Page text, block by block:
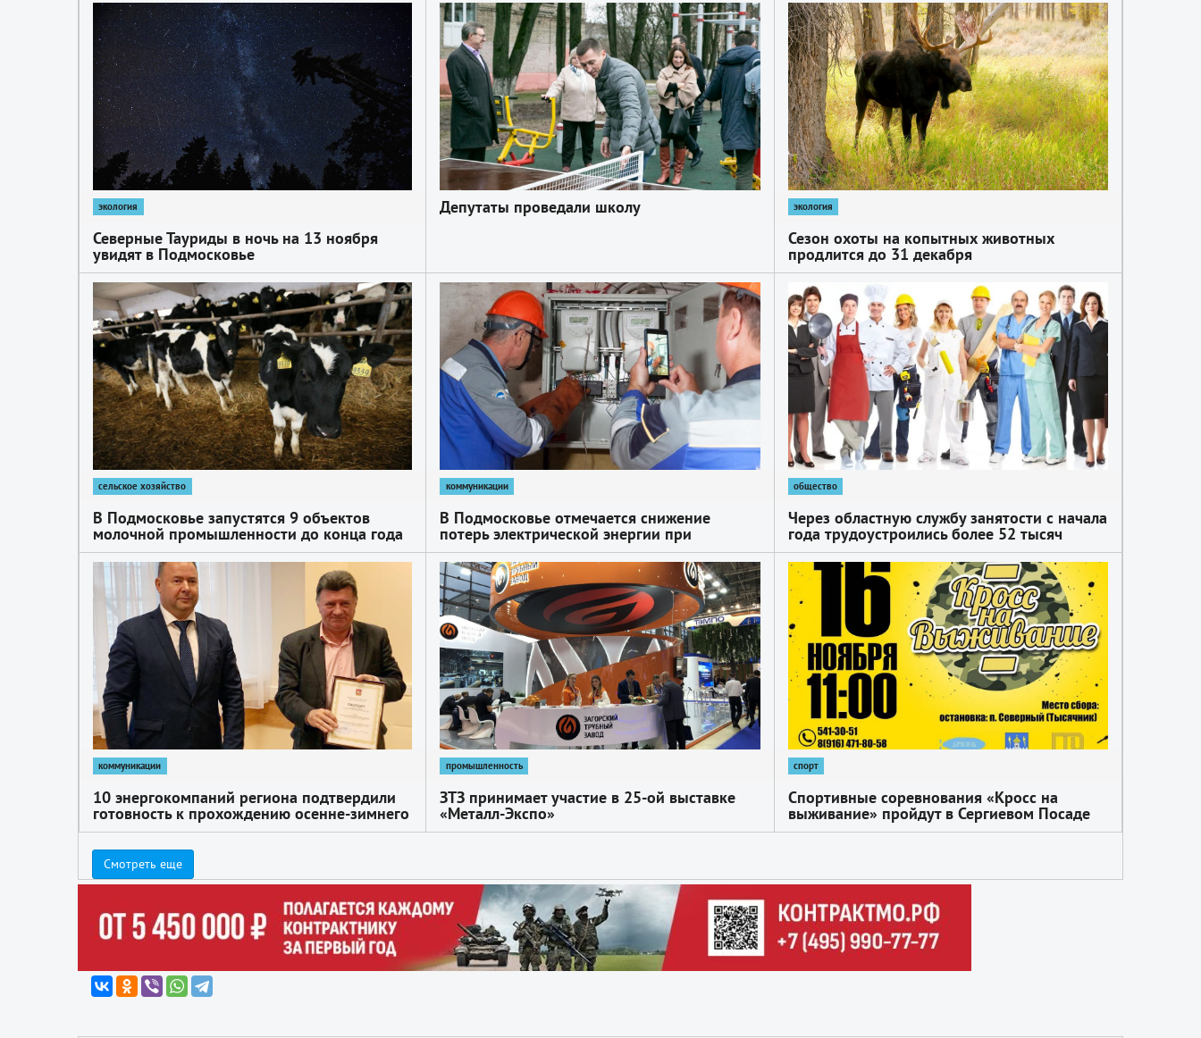
экология
Северные Тауриды в ночь на 13 ноября
увидят в Подмосковье
1
Депутаты проведали школу
1
экология
Сезон охоты на копытных животных
продлится до 31 декабря
сельское хозяйство
В Подмосковье запустятся 9 объектов
молочной промышленности до конца года
коммуникации
В Подмосковье отмечается снижение
потерь электрической энергии при
передаче по сетям
1
общество
Через областную службу занятости с начала
года трудоустроились более 52 тысяч
жителей Подмосковья
коммуникации
10 энергокомпаний региона подтвердили
готовность к прохождению осенне-зимнего
периода
1
промышленность
ЗТЗ принимает участие в 25-ой выставке
«Металл-Экспо»
1
спорт
Спортивные соревнования «Кросс на
выживание» пройдут в Сергиевом Посаде
Смотреть еще